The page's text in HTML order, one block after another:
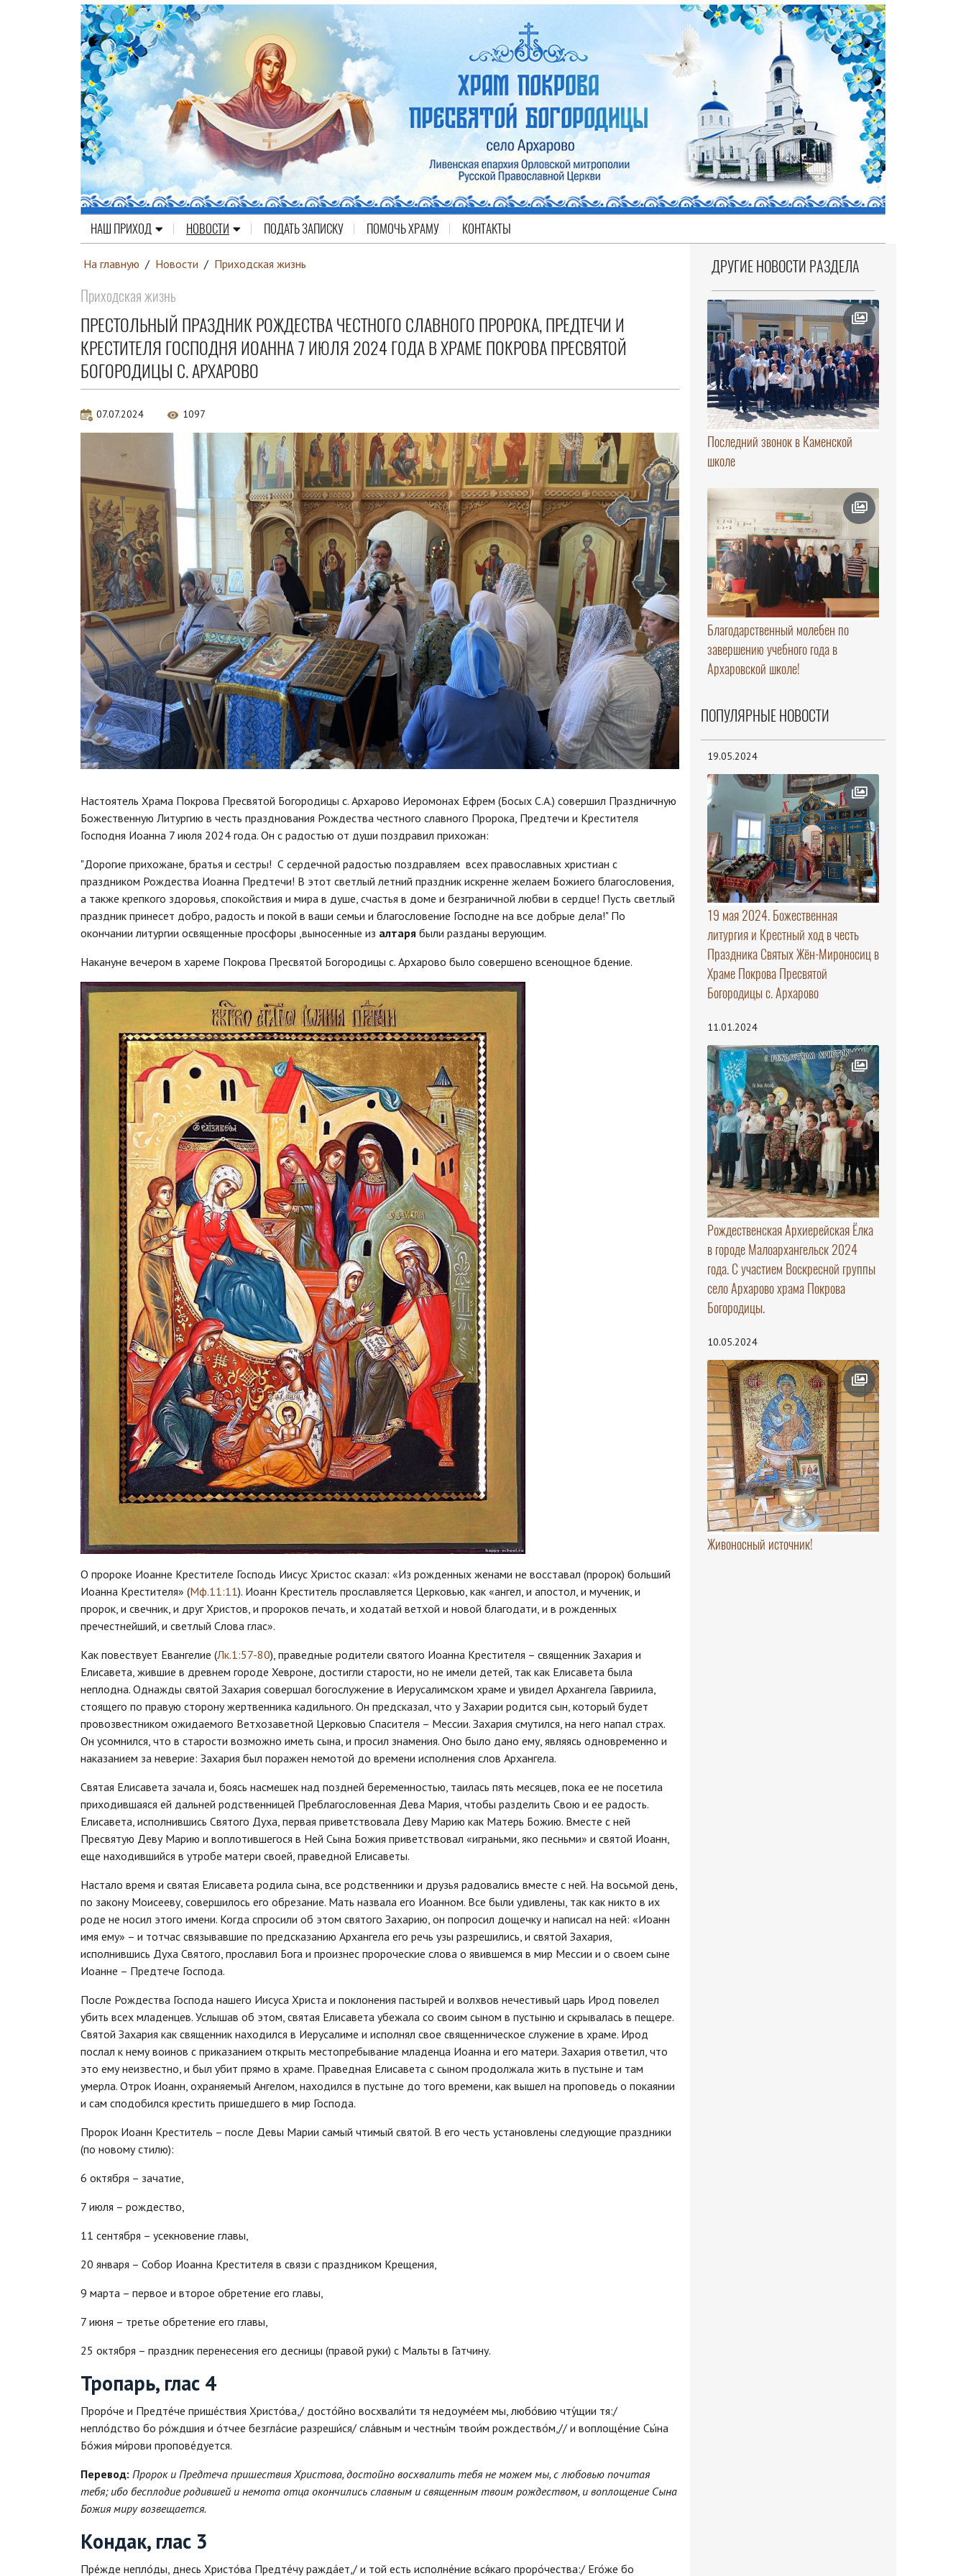
НАШ ПРИХОД НОВОСТИ ПОДАТЬ ЗАПИСКУ ПОМОЧЬ ХРАМУ КОНТАКТЫ
На главную / Новости / Приходская жизнь
Приходская жизнь
ПРЕСТОЛЬНЫЙ ПРАЗДНИК РОЖДЕСТВА ЧЕСТНОГО СЛАВНОГО ПРОРОКА, ПРЕДТЕЧИ И
КРЕСТИТЕЛЯ ГОСПОДНЯ ИОАННА 7 ИЮЛЯ 2024 ГОДА В ХРАМЕ ПОКРОВА ПРЕСВЯТОЙ
БОГОРОДИЦЫ С. АРХАРОВО
07.07.2024 1097
Настоятель Храма Покрова Пресвятой Богородицы с. Архарово Иеромонах Ефрем (Босых С.А.) совершил Праздничную
Божественную Литургию в честь празднования Рождества честного славного Пророка, Предтечи и Крестителя
Господня Иоанна 7 июля 2024 года. Он с радостью от души поздравил прихожан:
"Дорогие прихожане, братья и сестры! С сердечной радостью поздравляем всех православных христиан с
праздником Рождества Иоанна Предтечи! В этот светлый летний праздник искренне желаем Божиего благословения,
а также крепкого здоровья, спокойствия и мира в душе, счастья в доме и безграничной любви в сердце! Пусть светлый
праздник принесет добро, радость и покой в ваши семьи и благословение Господне на все добрые дела!" По
окончании литургии освященные просфоры ,выносенные из алтаря были разданы верующим.
Накануне вечером в хареме Покрова Пресвятой Богородицы с. Архарово было совершено всенощное бдение.
О пророке Иоанне Крестителе Господь Иисус Христос сказал: «Из рожденных женами не восставал (пророк) больший
Иоанна Крестителя» (Мф.11:11). Иоанн Креститель прославляется Церковью, как «ангел, и апостол, и мученик, и
пророк, и свечник, и друг Христов, и пророков печать, и ходатай ветхой и новой благодати, и в рожденных
пречестнейший, и светлый Слова глас».
Как повествует Евангелие (Лк.1:57-80), праведные родители святого Иоанна Крестителя – священник Захария и
Елисавета, жившие в древнем городе Хевроне, достигли старости, но не имели детей, так как Елисавета была
неплодна. Однажды святой Захария совершал богослужение в Иерусалимском храме и увидел Архангела Гавриила,
стоящего по правую сторону жертвенника кадильного. Он предсказал, что у Захарии родится сын, который будет
провозвестником ожидаемого Ветхозаветной Церковью Спасителя – Мессии. Захария смутился, на него напал страх.
Он усомнился, что в старости возможно иметь сына, и просил знамения. Оно было дано ему, являясь одновременно и
наказанием за неверие: Захария был поражен немотой до времени исполнения слов Архангела.
Святая Елисавета зачала и, боясь насмешек над поздней беременностью, таилась пять месяцев, пока ее не посетила
приходившаяся ей дальней родственницей Преблагословенная Дева Мария, чтобы разделить Свою и ее радость.
Елисавета, исполнившись Святого Духа, первая приветствовала Деву Марию как Матерь Божию. Вместе с ней
Пресвятую Деву Марию и воплотившегося в Ней Сына Божия приветствовал «играньми, яко песньми» и святой Иоанн,
еще находившийся в утробе матери своей, праведной Елисаветы.
Настало время и святая Елисавета родила сына, все родственники и друзья радовались вместе с ней. На восьмой день,
по закону Моисееву, совершилось его обрезание. Мать назвала его Иоанном. Все были удивлены, так как никто в их
роде не носил этого имени. Когда спросили об этом святого Захарию, он попросил дощечку и написал на ней: «Иоанн
имя ему» – и тотчас связывавшие по предсказанию Архангела его речь узы разрешились, и святой Захария,
исполнившись Духа Святого, прославил Бога и произнес пророческие слова о явившемся в мир Мессии и о своем сыне
Иоанне – Предтече Господа.
После Рождества Господа нашего Иисуса Христа и поклонения пастырей и волхвов нечестивый царь Ирод повелел
убить всех младенцев. Услышав об этом, святая Елисавета убежала со своим сыном в пустыню и скрывалась в пещере.
Святой Захария как священник находился в Иерусалиме и исполнял свое священническое служение в храме. Ирод
послал к нему воинов с приказанием открыть местопребывание младенца Иоанна и его матери. Захария ответил, что
это ему неизвестно, и был убит прямо в храме. Праведная Елисавета с сыном продолжала жить в пустыне и там
умерла. Отрок Иоанн, охраняемый Ангелом, находился в пустыне до того времени, как вышел на проповедь о покаянии
и сам сподобился крестить пришедшего в мир Господа.
Пророк Иоанн Креститель – после Девы Марии самый чтимый святой. В его честь установлены следующие праздники
(по новому стилю):
6 октября – зачатие,
7 июля – рождество,
11 сентября – усекновение главы,
20 января – Собор Иоанна Крестителя в связи с праздником Крещения,
9 марта – первое и второе обретение его главы,
7 июня – третье обретение его главы,
25 октября – праздник перенесения его десницы (правой руки) с Мальты в Гатчину.
Тропарь, глас 4
Проро́че и Предте́че прише́ствия Христо́ва,/ досто́йно восхвали́ти тя недоуме́ем мы, любо́вию чту́щии тя:/
непло́дство бо ро́ждшия и о́тчее безгла́сие разреши́ся/ сла́вным и честны́м твои́м рождество́м,// и воплоще́ние Сы́на
Бо́жия ми́рови пропове́дуется.
Перевод: Пророк и Предтеча пришествия Христова, достойно восхвалить тебя не можем мы, с любовью почитая
тебя; ибо бесплодие родившей и немота отца окончились славным и священным твоим рождеством, и воплощение Сына
Божия миру возвещается.
Кондак, глас 3
Пре́жде непло́ды, днесь Христо́ва Предте́чу ражда́ет,/ и той есть исполне́ние вся́каго проро́чества:/ Его́же бо
ДРУГИЕ НОВОСТИ РАЗДЕЛА
Последний звонок в Каменской
школе
Благодарственный молебен по
завершению учебного года в
Архаровской школе!
ПОПУЛЯРНЫЕ НОВОСТИ
19.05.2024
19 мая 2024. Божественная
литургия и Крестный ход в честь
Праздника Святых Жён-Мироносиц в
Храме Покрова Пресвятой
Богородицы с. Архарово
11.01.2024
Рождественская Архиерейская Ёлка
в городе Малоархангельск 2024
года. С участием Воскресной группы
село Архарово храма Покрова
Богородицы.
10.05.2024
Живоносный источник!